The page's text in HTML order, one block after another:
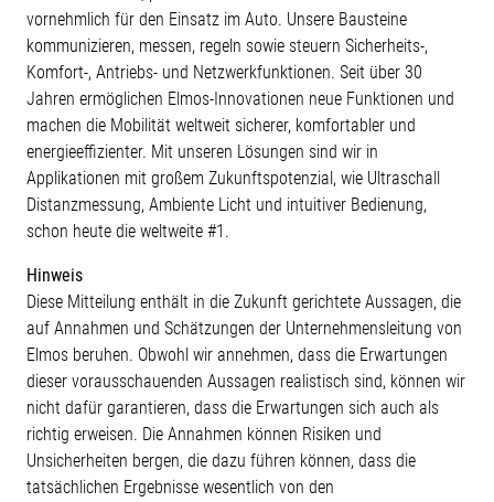
vornehmlich für den Einsatz im Auto. Unsere Bausteine
kommunizieren, messen, regeln sowie steuern Sicherheits-,
Komfort-, Antriebs- und Netzwerkfunktionen. Seit über 30
Jahren ermöglichen Elmos-Innovationen neue Funktionen und
machen die Mobilität weltweit sicherer, komfortabler und
energieeffizienter. Mit unseren Lösungen sind wir in
Applikationen mit großem Zukunftspotenzial, wie Ultraschall
Distanzmessung, Ambiente Licht und intuitiver Bedienung,
schon heute die weltweite #1.
Hinweis
Diese Mitteilung enthält in die Zukunft gerichtete Aussagen, die
auf Annahmen und Schätzungen der Unternehmensleitung von
Elmos beruhen. Obwohl wir annehmen, dass die Erwartungen
dieser vorausschauenden Aussagen realistisch sind, können wir
nicht dafür garantieren, dass die Erwartungen sich auch als
richtig erweisen. Die Annahmen können Risiken und
Unsicherheiten bergen, die dazu führen können, dass die
tatsächlichen Ergebnisse wesentlich von den